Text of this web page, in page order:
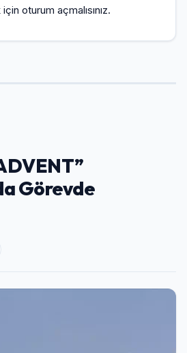
için oturum açmalısınız.
Görevde